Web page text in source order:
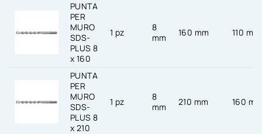
PUNTA
PER
MURO
SDS-
PLUS 8
x 160
1 pz
8
mm
160 mm 110 mm
PUNTA
PER
MURO
SDS-
PLUS 8
x 210
1 pz
8
mm
210 mm 160